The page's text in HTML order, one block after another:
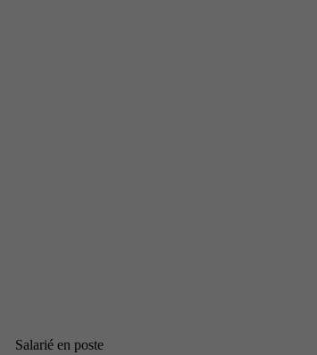
Salarié en poste